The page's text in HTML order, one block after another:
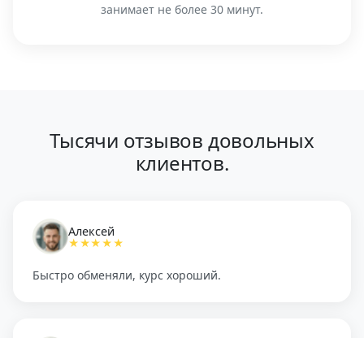
занимает не более 30 минут.
Тысячи отзывов довольных
клиентов.
Алексей
★★★★★
Быстро обменяли, курс хороший.